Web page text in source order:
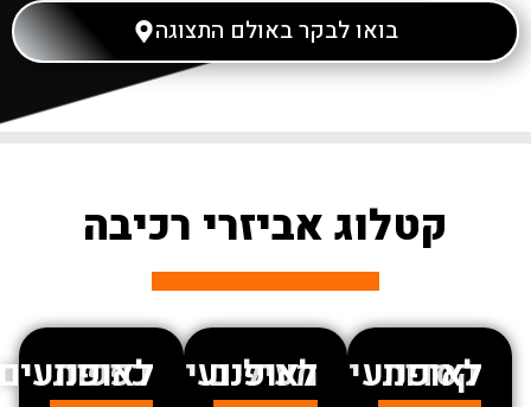
בואו לבקר באולם התצוגה
קטלוג אביזרי רכיבה
לאופנועיםמעילים לאופנועיםכפפות לאופנועים